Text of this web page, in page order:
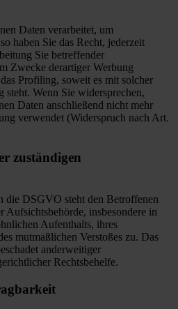
Daten verarbeitet, um
haben Sie das Recht, jederzeit
Sie betreffender
Zwecke derartiger Werbung
Profiling, soweit es mit solcher
Wenn Sie widersprechen,
Daten anschließend nicht mehr
verwendet (Widerspruch nach Art.
zuständigen
die DSGVO steht den Betroffenen
Aufsichtsbehörde, insbesondere in
Aufenthalts, ihres
mutmaßlichen Verstoßes zu. Das
anderweitiger
Rechtsbehelfe.